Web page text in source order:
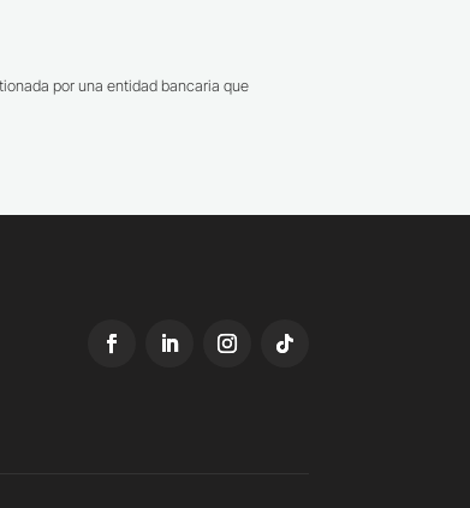
por una entidad bancaria que